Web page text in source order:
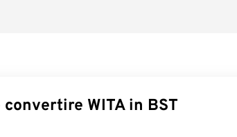
convertire WITA in BST